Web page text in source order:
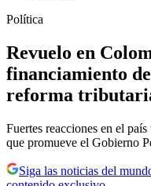
Política
Revuelo en
financiamiento
reforma
Fuertes reacciones en el
que promueve el Gobierno
Siga las noticias del